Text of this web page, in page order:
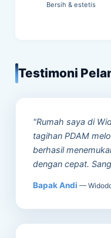
Bersih & estetis
Testimoni
"Rumah saya di
tagihan PDAM
berhasil
dengan cepat.
Bapak Andi —